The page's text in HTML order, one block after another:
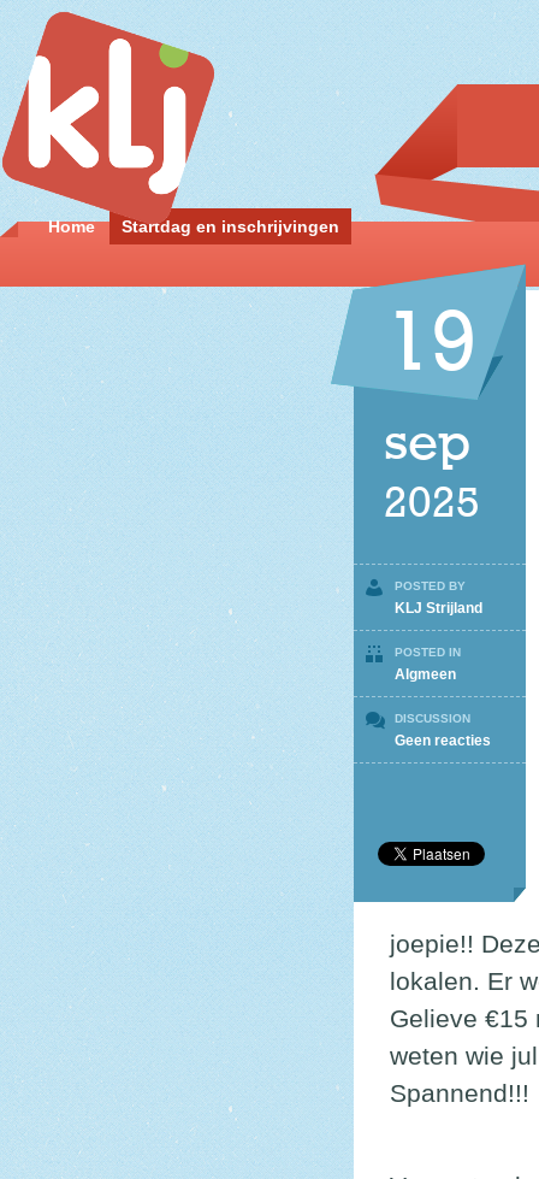
Home Startdag en inschrijvingen
19
sep
2025
POSTED BY
KLJ Strijland
POSTED IN
Algmeen
DISCUSSION
Geen reacties
joepie!!
lokalen. Er
Gelieve €15
weten wie
Spannend!!!